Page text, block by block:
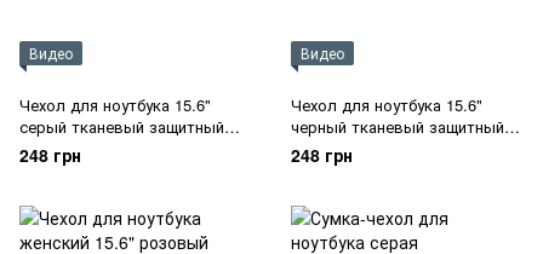
Видео
Чехол для ноутбука 15.6"
серый тканевый защитный
простой плоский
248 грн
Видео
Чехол для ноутбука 15.6"
черный тканевый защитный
простой плоский
248 грн